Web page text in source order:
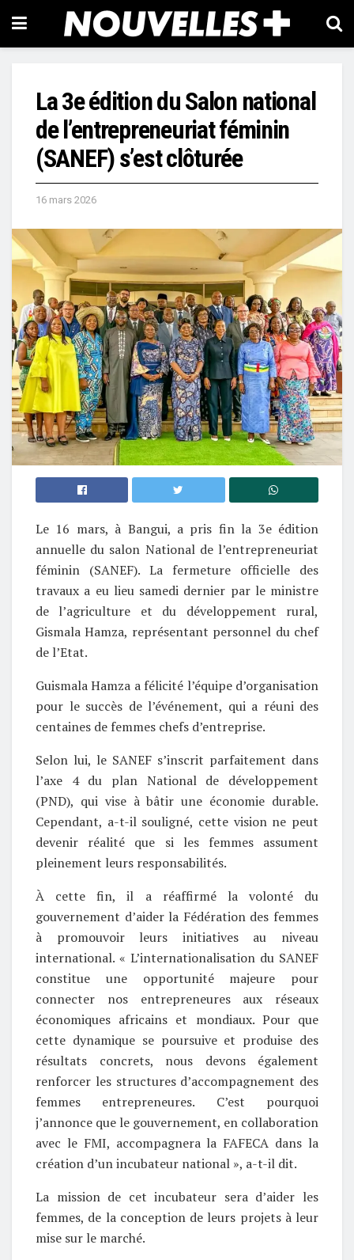
La 3e édition du Salon national
de l’entrepreneuriat féminin
(SANEF) s’est clôturée
16 mars 2026
Le 16 mars, à Bangui, a pris fin la 3e édition
annuelle du salon National de l’entrepreneuriat
féminin (SANEF). La fermeture officielle des
travaux a eu lieu samedi dernier par le ministre
de l’agriculture et du développement rural,
Gismala Hamza, représentant personnel du chef
de l’Etat.
Guismala Hamza a félicité l’équipe d’organisation
pour le succès de l’événement, qui a réuni des
centaines de femmes chefs d’entreprise.
Selon lui, le SANEF s’inscrit parfaitement dans
l’axe 4 du plan National de développement
(PND), qui vise à bâtir une économie durable.
Cependant, a-t-il souligné, cette vision ne peut
devenir réalité que si les femmes assument
pleinement leurs responsabilités.
À cette fin, il a réaffirmé la volonté du
gouvernement d’aider la Fédération des femmes
à promouvoir leurs initiatives au niveau
international. « L’internationalisation du SANEF
constitue une opportunité majeure pour
connecter nos entrepreneures aux réseaux
économiques africains et mondiaux. Pour que
cette dynamique se poursuive et produise des
résultats concrets, nous devons également
renforcer les structures d’accompagnement des
femmes entrepreneures. C’est pourquoi
j’annonce que le gouvernement, en collaboration
avec le FMI, accompagnera la FAFECA dans la
création d’un incubateur national », a-t-il dit.
La mission de cet incubateur sera d’aider les
femmes, de la conception de leurs projets à leur
mise sur le marché.